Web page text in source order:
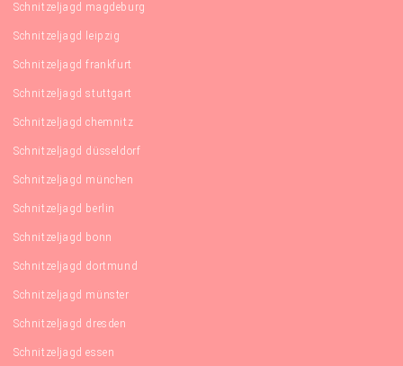
Schnitzeljagd magdeburg
Schnitzeljagd leipzig
Schnitzeljagd frankfurt
Schnitzeljagd stuttgart
Schnitzeljagd chemnitz
Schnitzeljagd düsseldorf
Schnitzeljagd münchen
Schnitzeljagd berlin
Schnitzeljagd bonn
Schnitzeljagd dortmund
Schnitzeljagd münster
Schnitzeljagd dresden
Schnitzeljagd essen